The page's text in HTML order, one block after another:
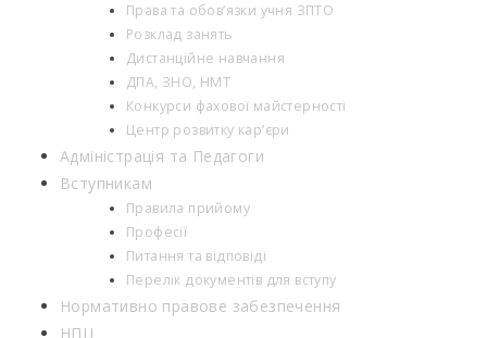
Права та обов’язки учня ЗПТО
Розклад занять
Дистанційне навчання
ДПА, ЗНО, НМТ
Конкурси фахової майстерності
Центр розвитку кар’єри
Адміністрація та Педагоги
Вступникам
Правила прийому
Професії
Питання та відповіді
Перелік документів для вступу
Нормативно правове забезпечення
НПЦ